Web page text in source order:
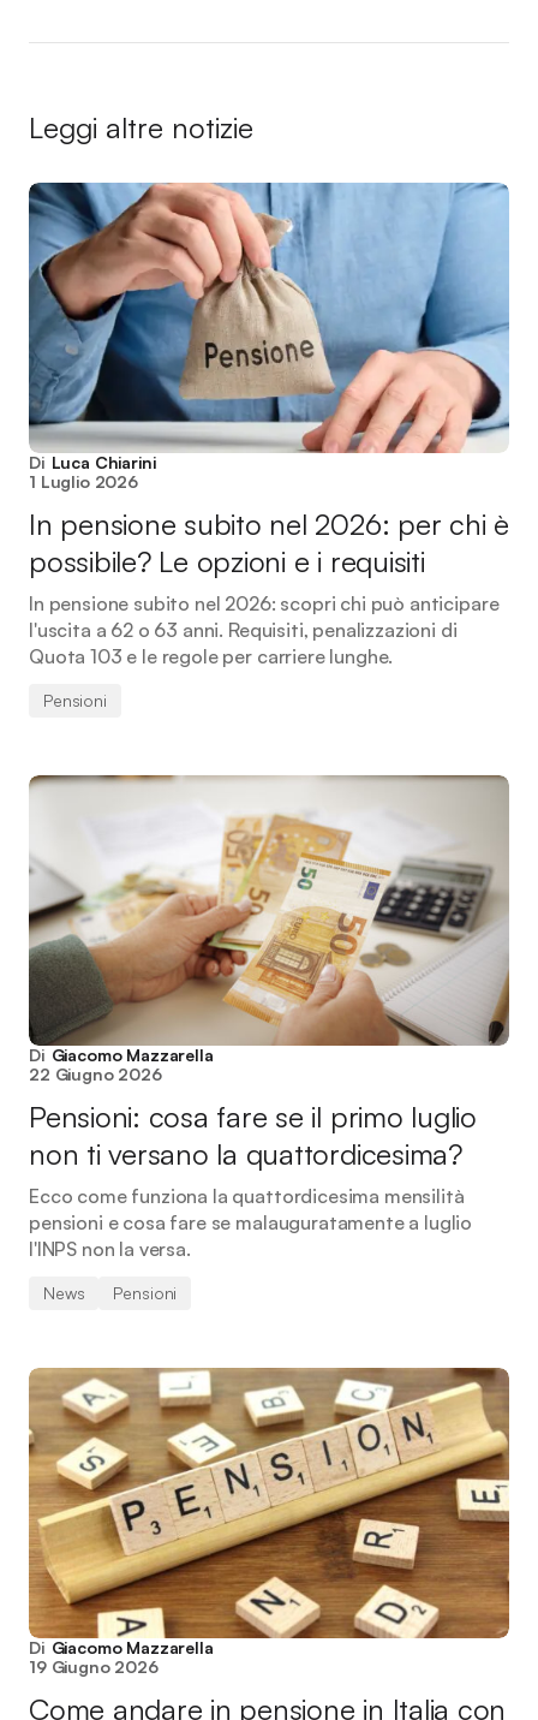
Leggi altre notizie
Di Luca Chiarini
1 Luglio 2026
In pensione subito nel 2026: per chi è
possibile? Le opzioni e i requisiti
In pensione subito nel 2026: scopri chi può anticipare
l'uscita a 62 o 63 anni. Requisiti, penalizzazioni di
Quota 103 e le regole per carriere lunghe.
Pensioni
Di Giacomo Mazzarella
22 Giugno 2026
Pensioni: cosa fare se il primo luglio
non ti versano la quattordicesima?
Ecco come funziona la quattordicesima mensilità
pensioni e cosa fare se malauguratamente a luglio
l'INPS non la versa.
News Pensioni
Di Giacomo Mazzarella
19 Giugno 2026
Come andare in pensione in Italia con